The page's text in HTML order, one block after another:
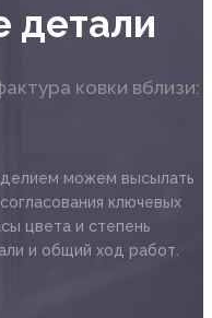
детали
ковки вблизи:
можем высылать
ключевых
цвета и степень
и общий ход работ.